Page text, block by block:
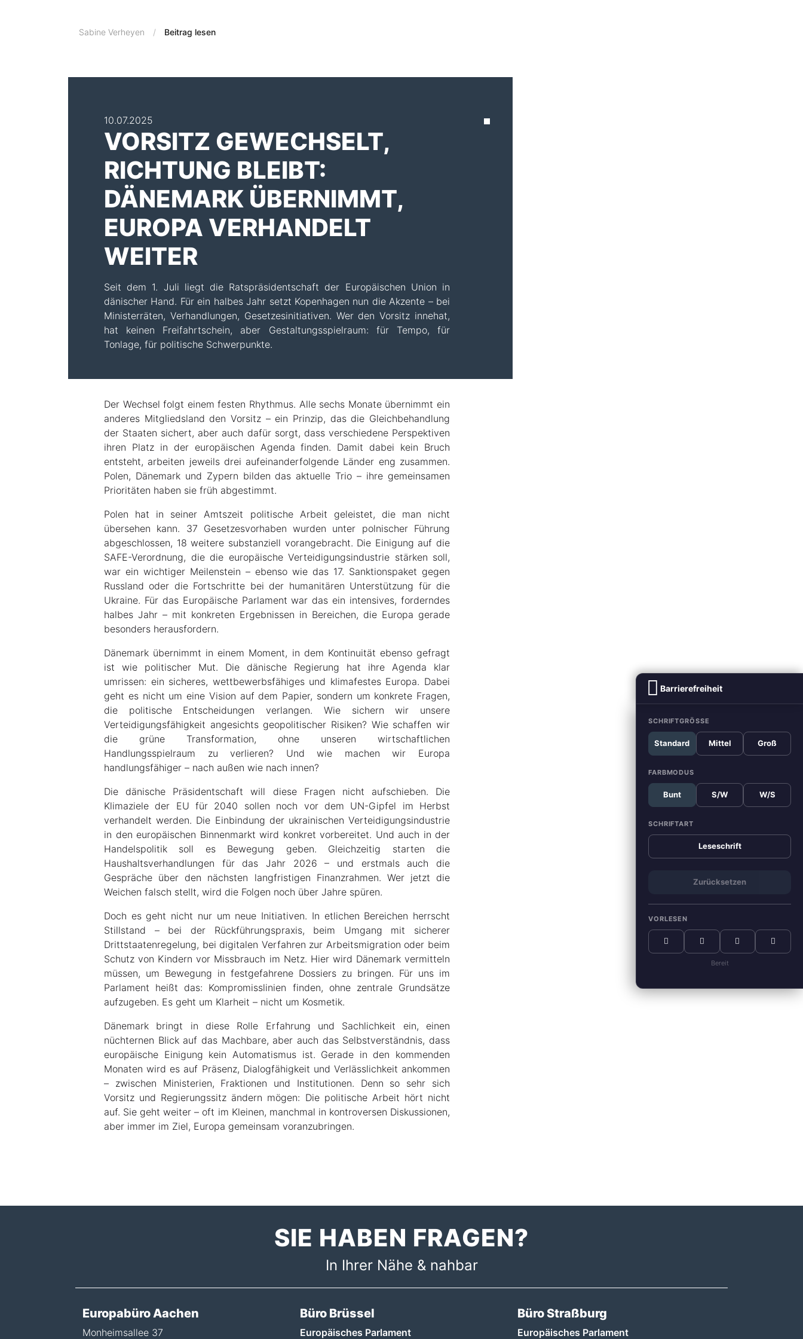
Barrierefreiheit
SCHRIFTGRÖSSE
Standard Mittel Groß
FARBMODUS
Bunt S/W W/S
SCHRIFTART
Leseschrift
Zurücksetzen
VORLESEN
Bereit
Sabine Verheyen Beitrag lesen
10.07.2025
VORSITZ GEWECHSELT,
RICHTUNG BLEIBT:
DÄNEMARK ÜBERNIMMT,
EUROPA VERHANDELT
WEITER
Seit dem 1. Juli liegt die Ratspräsidentschaft der Europäischen Union in
dänischer Hand. Für ein halbes Jahr setzt Kopenhagen nun die Akzente – bei
Ministerräten, Verhandlungen, Gesetzesinitiativen. Wer den Vorsitz innehat,
hat keinen Freifahrtschein, aber Gestaltungsspielraum: für Tempo, für
Tonlage, für politische Schwerpunkte.
Der Wechsel folgt einem festen Rhythmus. Alle sechs Monate übernimmt ein
anderes Mitgliedsland den Vorsitz – ein Prinzip, das die Gleichbehandlung
der Staaten sichert, aber auch dafür sorgt, dass verschiedene Perspektiven
ihren Platz in der europäischen Agenda finden. Damit dabei kein Bruch
entsteht, arbeiten jeweils drei aufeinanderfolgende Länder eng zusammen.
Polen, Dänemark und Zypern bilden das aktuelle Trio – ihre gemeinsamen
Prioritäten haben sie früh abgestimmt.
Polen hat in seiner Amtszeit politische Arbeit geleistet, die man nicht
übersehen kann. 37 Gesetzesvorhaben wurden unter polnischer Führung
abgeschlossen, 18 weitere substanziell vorangebracht. Die Einigung auf die
SAFE-Verordnung, die die europäische Verteidigungsindustrie stärken soll,
war ein wichtiger Meilenstein – ebenso wie das 17. Sanktionspaket gegen
Russland oder die Fortschritte bei der humanitären Unterstützung für die
Ukraine. Für das Europäische Parlament war das ein intensives, forderndes
halbes Jahr – mit konkreten Ergebnissen in Bereichen, die Europa gerade
besonders herausfordern.
Dänemark übernimmt in einem Moment, in dem Kontinuität ebenso gefragt
ist wie politischer Mut. Die dänische Regierung hat ihre Agenda klar
umrissen: ein sicheres, wettbewerbsfähiges und klimafestes Europa. Dabei
geht es nicht um eine Vision auf dem Papier, sondern um konkrete Fragen,
die politische Entscheidungen verlangen. Wie sichern wir unsere
Verteidigungsfähigkeit angesichts geopolitischer Risiken? Wie schaffen wir
die grüne Transformation, ohne unseren wirtschaftlichen
Handlungsspielraum zu verlieren? Und wie machen wir Europa
handlungsfähiger – nach außen wie nach innen?
Die dänische Präsidentschaft will diese Fragen nicht aufschieben. Die
Klimaziele der EU für 2040 sollen noch vor dem UN-Gipfel im Herbst
verhandelt werden. Die Einbindung der ukrainischen Verteidigungsindustrie
in den europäischen Binnenmarkt wird konkret vorbereitet. Und auch in der
Handelspolitik soll es Bewegung geben. Gleichzeitig starten die
Haushaltsverhandlungen für das Jahr 2026 – und erstmals auch die
Gespräche über den nächsten langfristigen Finanzrahmen. Wer jetzt die
Weichen falsch stellt, wird die Folgen noch über Jahre spüren.
Doch es geht nicht nur um neue Initiativen. In etlichen Bereichen herrscht
Stillstand – bei der Rückführungspraxis, beim Umgang mit sicherer
Drittstaatenregelung, bei digitalen Verfahren zur Arbeitsmigration oder beim
Schutz von Kindern vor Missbrauch im Netz. Hier wird Dänemark vermitteln
müssen, um Bewegung in festgefahrene Dossiers zu bringen. Für uns im
Parlament heißt das: Kompromisslinien finden, ohne zentrale Grundsätze
aufzugeben. Es geht um Klarheit – nicht um Kosmetik.
Dänemark bringt in diese Rolle Erfahrung und Sachlichkeit ein, einen
nüchternen Blick auf das Machbare, aber auch das Selbstverständnis, dass
europäische Einigung kein Automatismus ist. Gerade in den kommenden
Monaten wird es auf Präsenz, Dialogfähigkeit und Verlässlichkeit ankommen
– zwischen Ministerien, Fraktionen und Institutionen. Denn so sehr sich
Vorsitz und Regierungssitz ändern mögen: Die politische Arbeit hört nicht
auf. Sie geht weiter – oft im Kleinen, manchmal in kontroversen Diskussionen,
aber immer im Ziel, Europa gemeinsam voranzubringen.
SIE HABEN FRAGEN?
In Ihrer Nähe & nahbar
Europabüro Aachen
Monheimsallee 37
Büro Brüssel
Europäisches Parlament
Büro Straßburg
Europäisches Parlament